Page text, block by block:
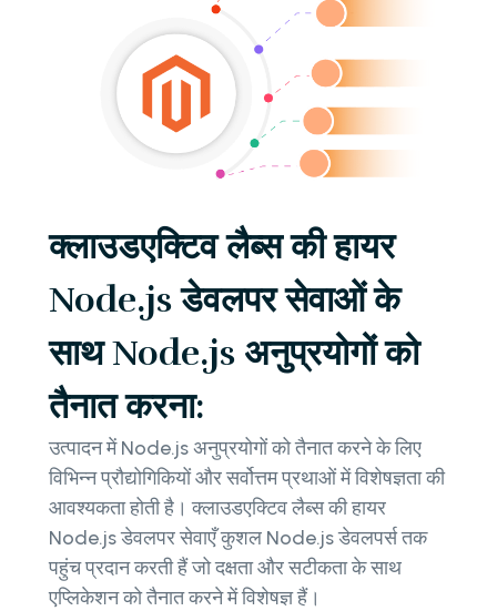
क्लाउडएक्टिव लैब्स की हायर
Node.js डेवलपर सेवाओं के
साथ Node.js अनुप्रयोगों को
तैनात करना:
उत्पादन में Node.js अनुप्रयोगों को तैनात करने के लिए
विभिन्न प्रौद्योगिकियों और सर्वोत्तम प्रथाओं में विशेषज्ञता की
आवश्यकता होती है। क्लाउडएक्टिव लैब्स की हायर
Node.js डेवलपर सेवाएँ कुशल Node.js डेवलपर्स तक
पहुंच प्रदान करती हैं जो दक्षता और सटीकता के साथ
एप्लिकेशन को तैनात करने में विशेषज्ञ हैं।